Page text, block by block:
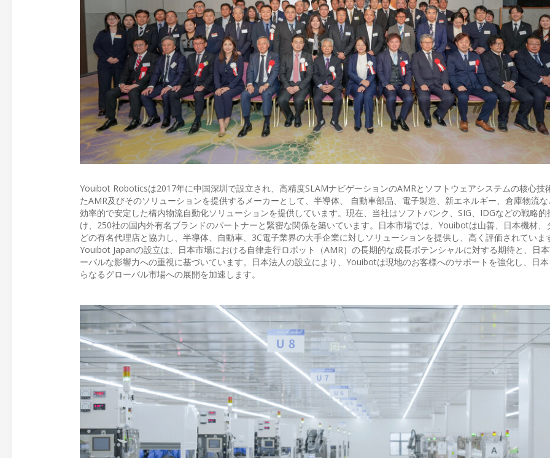
Youibot Roboticsは2017年に中国深圳で設立され、高精度SLAMナビゲーションのAMRとソフトウェアシステムの核心技
たAMR及びそのソリューションを提供するメーカーとして、半導体、 自動車部品、電子製造、新エネルギー、倉庫物流
効率的で安定した構内物流自動化ソリューションを提供しています。現在、当社はソフトバンク、SIG、IDGなどの戦略的
け、250社の国内外有名ブランドのパートナーと緊密な関係を築いています。日本市場では、Youibotは山善、日本機材、
どの有名代理店と協力し、半導体、自動車、3C電子業界の大手企業に対しソリューションを提供し、高く評価されていま
Youibot Japanの設立は、日本市場における自律走行ロボット（AMR）の長期的な成長ポテンシャルに対する期待と、日
ーバルな影響力への重視に基づいています。日本法人の設立により、Youibotは現地のお客様へのサポートを強化し、日
らなるグローバル市場への展開を加速します。